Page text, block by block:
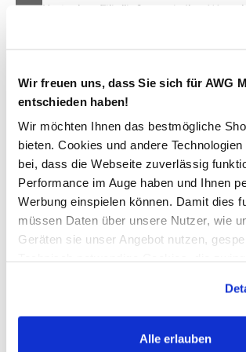
Wir freuen uns, dass Sie sich für AWG
entschieden haben!
Wir möchten Ihnen das bestmögliche
bieten. Cookies und andere
bei, dass die Webseite zuverlässig
Performance im Auge haben und Ihnen
Werbung einspielen können. Damit dies
müssen Daten über unsere Nutzer, wie
Geräten sie unser Angebot nutzen,
werden, werden bei der Nutzung der
Fall gesetzt. Cookies von Drittanbietern
Trackingzwecke werden nur dann
Alle erlauben
Kostenlose Filiallieferung in Ihre
Patchwork Sitzkissen 40x40cm
schickes Patchwork-Sitzkissen in tollem
Oberseite mit verschiedenen
Absteppungen quadratisch und kleine
Unterseite in einem Farbmuster gehalten
AWG Artikelnummer